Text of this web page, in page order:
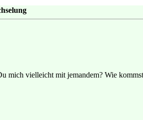
mich vielleicht mit jemandem? Wie